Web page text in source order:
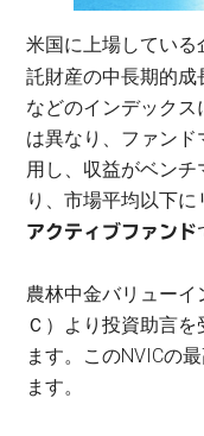
米国に上場してい
託財産の中長期的成
などのインデックス
は異なり、ファン
用し、収益がベン
り、市場平均以下
アクティブファンド
農林中金バリューイ
Ｃ）より投資助言
ます。このNVICの
ます。